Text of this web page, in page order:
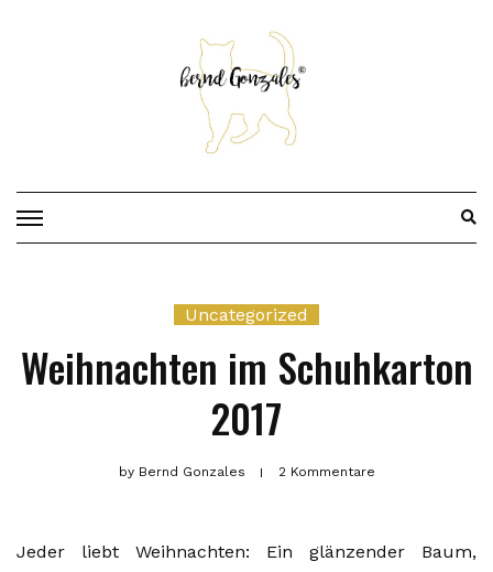
Uncategorized
Weihnachten im Schuhkarton
2017
byBernd Gonzales 2 Kommentare
Jeder liebt Weihnachten: Ein glänzender Baum,